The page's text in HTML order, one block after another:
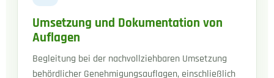
Umsetzung und Dokumentation von
Auflagen
Begleitung bei der nachvollziehbaren Umsetzung
behördlicher Genehmigungsauflagen, einschließlich